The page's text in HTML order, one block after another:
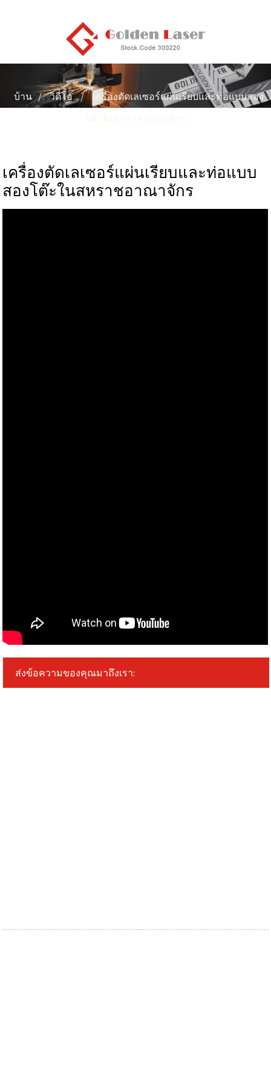
บ้าน วิดีโอ
เครื่องตัดเลเซอร์แผ่นเรียบและท่อแบบสอง
เครื่องตัดเลเซอร์แผ่นเรียบและท่อแบบ
สองโต๊ะในสหราชอาณาจักร
ส่งข้อความของคุณมาถึงเรา: